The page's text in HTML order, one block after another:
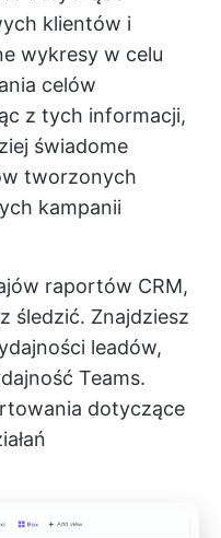
klientów i
wykresy w celu
celów
z tych informacji,
świadome
tworzonych
kampanii
raportów CRM,
śledzić. Znajdziesz
leadów,
Teams.
dotyczące